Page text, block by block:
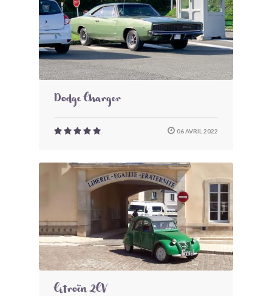
Dodge Charger
06 AVRIL 2022
Citroën 2CV